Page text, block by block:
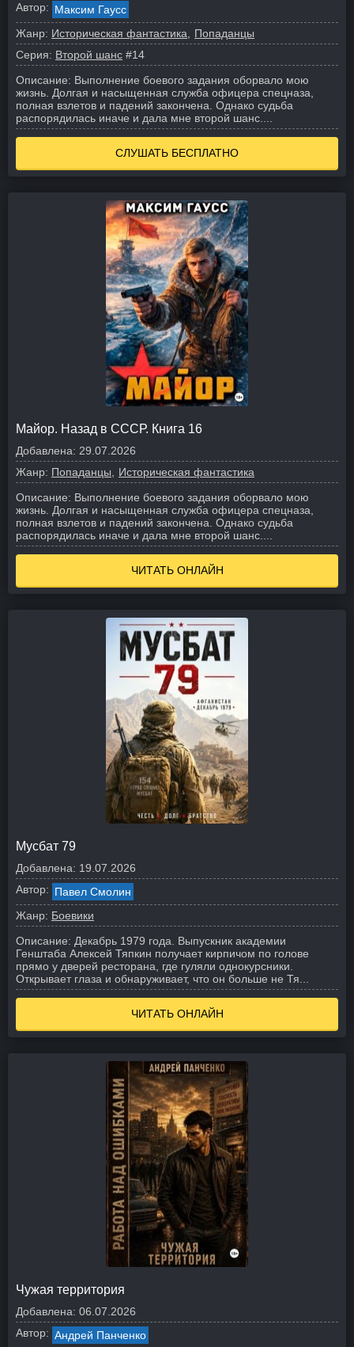
Автор: Максим Гаусс
Жанр: Историческая фантастика
Попаданцы
Серия: Второй шанс #14
Описание: Выполнение боевого задания оборвало мою
жизнь. Долгая и насыщенная служба офицера спецназа,
полная взлетов и падений закончена. Однако судьба
распорядилась иначе и дала мне второй шанс.
СЛУШАТЬ БЕСПЛАТНО
Майор. Назад в СССР. Книга 16
Добавлена: 29.07.2026
Жанр: Попаданцы
Историческая фантастика
Описание: Выполнение боевого задания оборвало мою
жизнь. Долгая и насыщенная служба офицера спецназа,
полная взлетов и падений закончена. Однако судьба
распорядилась иначе и дала мне второй шанс.
ЧИТАТЬ ОНЛАЙН
Мусбат 79
Добавлена: 19.07.2026
Автор: Павел Смолин
Жанр: Боевики
Описание: Декабрь 1979 года. Выпускник академии
Генштаба Алексей Тяпкин получает кирпичом по голове
прямо у дверей ресторана, где гуляли однокурсники.
Открывает глаза и обнаруживает, что он больше не Тя...
ЧИТАТЬ ОНЛАЙН
Чужая территория
Добавлена: 06.07.2026
Автор: Андрей Панченко